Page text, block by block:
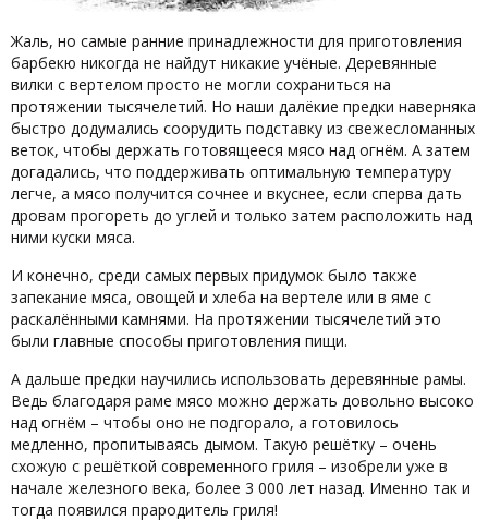
Жаль, но самые ранние принадлежности для приготовления
барбекю никогда не найдут никакие учёные. Деревянные
вилки с вертелом просто не могли сохраниться на
протяжении тысячелетий. Но наши далёкие предки наверняка
быстро додумались соорудить подставку из свежесломанных
веток, чтобы держать готовящееся мясо над огнём. А затем
догадались, что поддерживать оптимальную температуру
легче, а мясо получится сочнее и вкуснее, если сперва дать
дровам прогореть до углей и только затем расположить над
ними куски мяса.
И конечно, среди самых первых придумок было также
запекание мяса, овощей и хлеба на вертеле или в яме с
раскалёнными камнями. На протяжении тысячелетий это
были главные способы приготовления пищи.
А дальше предки научились использовать деревянные рамы.
Ведь благодаря раме мясо можно держать довольно высоко
над огнём – чтобы оно не подгорало, а готовилось
медленно, пропитываясь дымом. Такую решётку – очень
схожую с решёткой современного гриля – изобрели уже в
начале железного века, более 3 000 лет назад. Именно так и
тогда появился прародитель гриля!